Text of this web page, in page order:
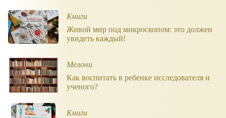
Книги
Живой мир под микроскопом: это должен
увидеть каждый!
Мелочи
Как воспитать в ребенке исследователя и
ученого?
Книги